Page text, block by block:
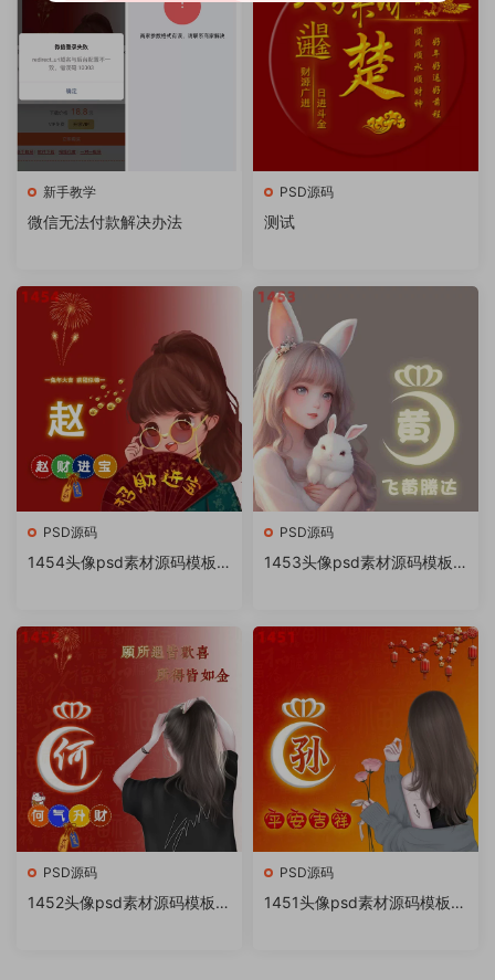
新手教学
微信无法付款解决办法
PSD源码
测试
PSD源码
1454头像psd素材源码模板
作教程软件
PSD源码
1453头像psd素材源码模板
作教程软件
PSD源码
1452头像psd素材源码模板源
PSD源码
1451头像psd素材源码模板源